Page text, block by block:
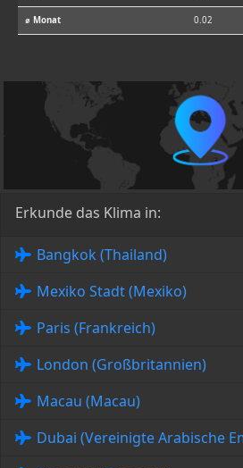
⌀ Monat 0.02
Erkunde das Klima in:
Bangkok (Thailand)
Mexiko Stadt (Mexiko)
Paris (Frankreich)
London (Großbritannien)
Macau (Macau)
Dubai (Vereinigte Arabische